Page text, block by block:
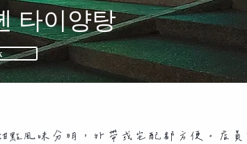
타이양탕
風味分明，外帶或宅配都方便。店